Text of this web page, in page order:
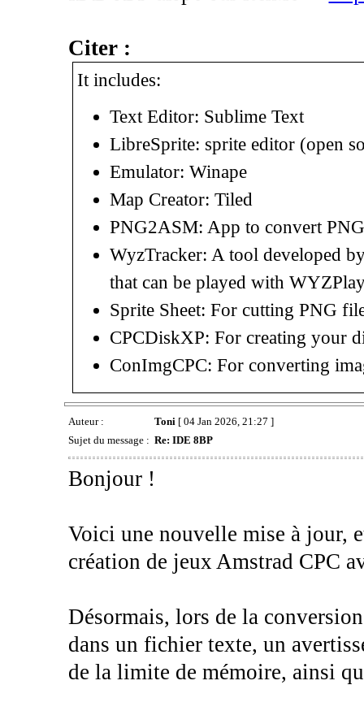
Citer :
It includes:
Text Editor: Sublime Text
LibreSprite: sprite editor (open
Emulator: Winape
Map Creator: Tiled
PNG2ASM: App to convert
WyzTracker: A tool developed
that can be played with
Sprite Sheet: For cutting PNG
CPCDiskXP: For creating your
ConImgCPC: For converting
Auteur : Toni[ 04 Jan 2026, 21:27 ]
Sujet du message : Re: IDE 8BP
Bonjour !
Voici une nouvelle mise à jour,
création de jeux Amstrad CPC
Désormais, lors de la
dans un fichier texte, un
de la limite de mémoire, ainsi